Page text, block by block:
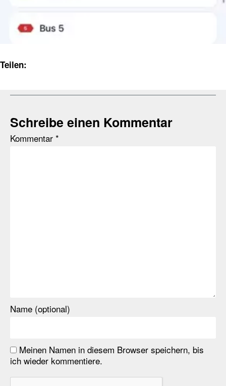
Teilen:
Schreibe einen Kommentar
Kommentar *
Name (optional)
Meinen Namen in diesem Browser speichern, bis
ich wieder kommentiere.